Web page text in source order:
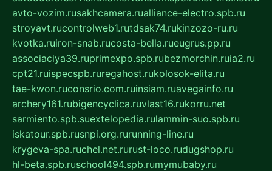
avto-vozim.rusakhcamera.rualliance-electro.spb.ru
stroyavt.rucontrolweb1.rutdsak74.rukinzozo-ru.ru
kvotka.ruiron-snab.rucosta-bella.rueugrus.pp.ru
associaciya39.ruprimexpo.spb.rubezmorchin.ruia2.ru
cpt21.ruispecspb.ruregahost.rukolosok-elita.ru
tae-kwon.ruconsrio.com.ruinsiam.ruavegainfo.ru
archery161.rubigencyclica.ruvlast16.rukorru.net
sarmiento.spb.suextelopedia.rulammin-suo.spb.ru
iskatour.spb.rusnpi.org.rurunning-line.ru
krygeva-spa.ruchel.net.rurust-loco.rudugshop.ru
hl-beta.spb.ruschool494.spb.rumymubaby.ru